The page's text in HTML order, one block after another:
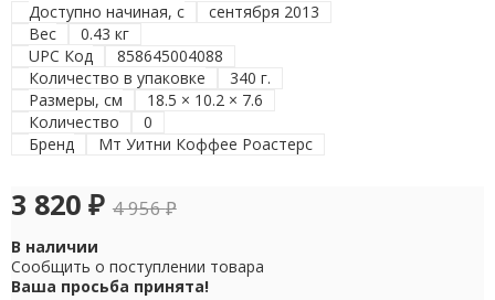
Доступно начиная, с
сентября 2013
Вес
0.43 кг
UPC Код
858645004088
Количество в упаковке
340 г.
Размеры, см
18.5 × 10.2 × 7.6
Количество
0
Бренд
Мт Уитни Коффее Роастерс
3 820 ₽ 4 956₽
В наличии
Сообщить о поступлении товара
Ваша просьба принята!